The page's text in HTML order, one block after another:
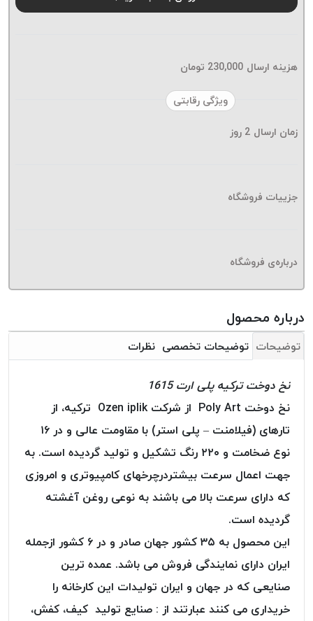
نخ
بدون
زتا
نخ
امگا
بافت
بدون
موم
KORD
نخ
توری
نخ
توری
پلیسه
کرد
OMEGA
نخ
توری
پلیسه
ویژگی رقابتی
هزینه ارسال 230,000 تومان
زمان ارسال 2 روز
جزییات فروشگاه
درباره‌ی فروشگاه
درباره محصول
توضیحات توضیحات تخصصی نظرات
نخ دوخت ترکیه پلی ارت 1615
نخ دوخت Poly Art از شرکت Ozen iplik ترکیه، از
تارهای (فیلامنت – پلی استر) با مقاومت عالی و در ۱۶
نوع ضخامت و ۲۲۰ رنگ تشکیل و تولید گردیده است. به
جهت اعمال سرعت بیشتردرچرخهای کامپیوتری و امروزی
که دارای سرعت بالا می باشند به نوعی روغن آغشته
گردیده است.
این محصول به ۳۵ کشور جهان صادر و در ۶ کشور ازجمله
ایران دارای نمایندگی فروش می باشد. عمده ترین
صنایعی که در جهان و ایران تولیدات این کارخانه را
خریداری می کنند عبارتند از : صنایع تولید کیف، کفش،